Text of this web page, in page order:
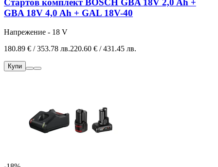
Стартов комплект BOSCH GBA 18V 2,0 Ah +
GBA 18V 4,0 Ah + GAL 18V-40
Напрежение - 18 V
180.89 € / 353.78 лв.220.60 € / 431.45 лв.
Купи